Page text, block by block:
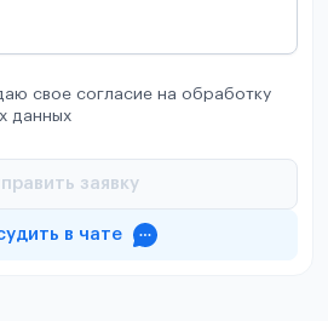
свое согласие на обработку
данных
заявку
в чате